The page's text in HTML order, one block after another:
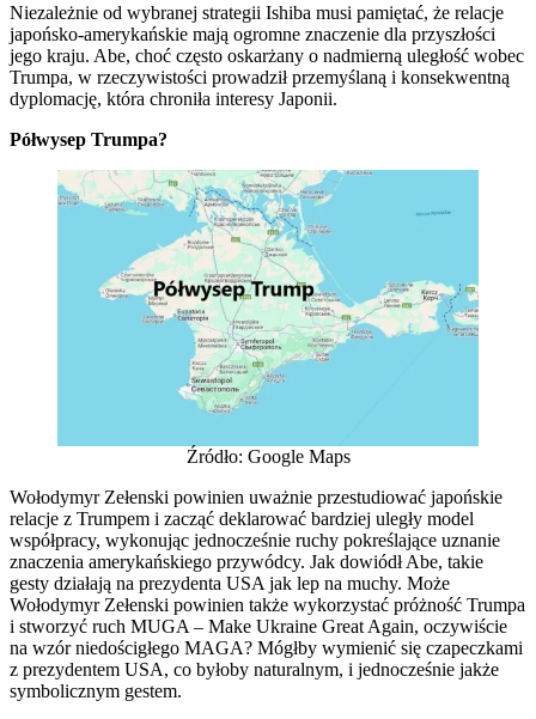
Niezależnie od wybranej strategii Ishiba musi pamiętać, że relacje
japońsko-amerykańskie mają ogromne znaczenie dla przyszłości
jego kraju. Abe, choć często oskarżany o nadmierną uległość wobec
Trumpa, w rzeczywistości prowadził przemyślaną i konsekwentną
dyplomację, która chroniła interesy Japonii.
Półwysep Trumpa?
Źródło: Google Maps
Wołodymyr Zełenski powinien uważnie przestudiować japońskie
relacje z Trumpem i zacząć deklarować bardziej uległy model
współpracy, wykonując jednocześnie ruchy pokreślające uznanie
znaczenia amerykańskiego przywódcy. Jak dowiódł Abe, takie
gesty działają na prezydenta USA jak lep na muchy. Może
Wołodymyr Zełenski powinien także wykorzystać próżność Trumpa
i stworzyć ruch MUGA – Make Ukraine Great Again, oczywiście
na wzór niedościgłego MAGA? Mógłby wymienić się czapeczkami
z prezydentem USA, co byłoby naturalnym, i jednocześnie jakże
symbolicznym gestem.